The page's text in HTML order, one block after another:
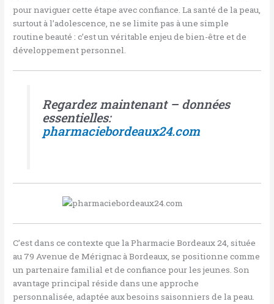
pour naviguer cette étape avec confiance. La santé de la peau,
surtout à l’adolescence, ne se limite pas à une simple
routine beauté : c’est un véritable enjeu de bien-être et de
développement personnel.
Regardez maintenant – données
essentielles:
pharmaciebordeaux24.com
C’est dans ce contexte que la Pharmacie Bordeaux 24, située
au 79 Avenue de Mérignac à Bordeaux, se positionne comme
un partenaire familial et de confiance pour les jeunes. Son
avantage principal réside dans une approche
personnalisée, adaptée aux besoins saisonniers de la peau.